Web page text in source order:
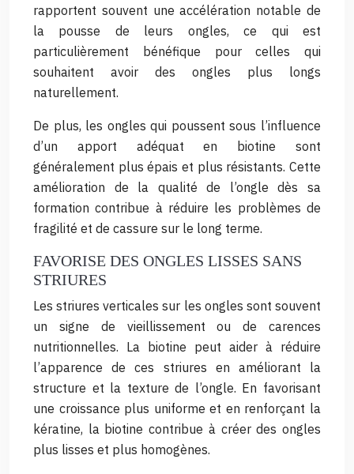
rapportent souvent une accélération notable de
la pousse de leurs ongles, ce qui est
particulièrement bénéfique pour celles qui
souhaitent avoir des ongles plus longs
naturellement.
De plus, les ongles qui poussent sous l’influence
d’un apport adéquat en biotine sont
généralement plus épais et plus résistants. Cette
amélioration de la qualité de l’ongle dès sa
formation contribue à réduire les problèmes de
fragilité et de cassure sur le long terme.
FAVORISE DES ONGLES LISSES SANS
STRIURES
Les striures verticales sur les ongles sont souvent
un signe de vieillissement ou de carences
nutritionnelles. La biotine peut aider à réduire
l’apparence de ces striures en améliorant la
structure et la texture de l’ongle. En favorisant
une croissance plus uniforme et en renforçant la
kératine, la biotine contribue à créer des ongles
plus lisses et plus homogènes.